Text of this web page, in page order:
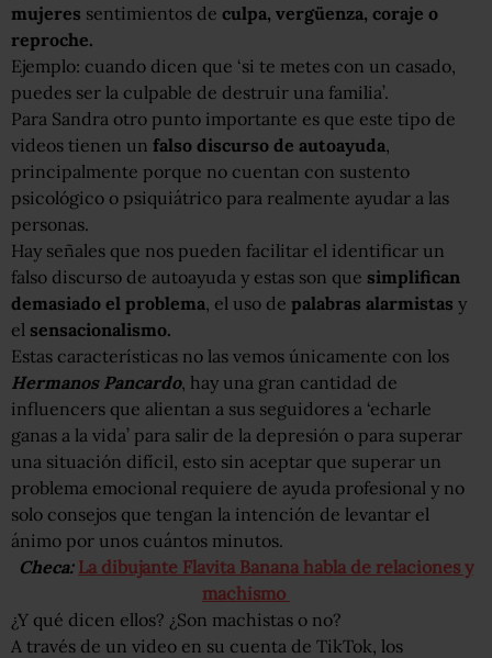
mujeres sentimientos de culpa, vergüenza, coraje o
reproche.
Ejemplo: cuando dicen que ‘si te metes con un casado,
puedes ser la culpable de destruir una familia’.
Para Sandra otro punto importante es que este tipo de
videos tienen un falso discurso de autoayuda
principalmente porque no cuentan con sustento
psicológico o psiquiátrico para realmente ayudar a las
personas.
Hay señales que nos pueden facilitar el identificar un
falso discurso de autoayuda y estas son que simplifican
demasiado el problema , el uso de palabras alarmistas y
el sensacionalismo.
Estas características no las vemos únicamente con los
Hermanos Pancardo, hay una gran cantidad de
influencers que alientan a sus seguidores a ‘echarle
ganas a la vida’ para salir de la depresión o para superar
una situación difícil, esto sin aceptar que superar un
problema emocional requiere de ayuda profesional y no
solo consejos que tengan la intención de levantar el
ánimo por unos cuántos minutos.
Checa: La dibujante Flavita Banana habla de relaciones y
machismo
¿Y qué dicen ellos? ¿Son machistas o no?
A través de un video en su cuenta de TikTok, los